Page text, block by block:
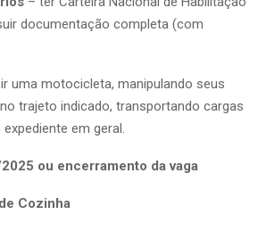
documentação completa (com
uma motocicleta, manipulando seus
trajeto indicado, transportando cargas
em geral.
ou encerramento da vaga
Cozinha